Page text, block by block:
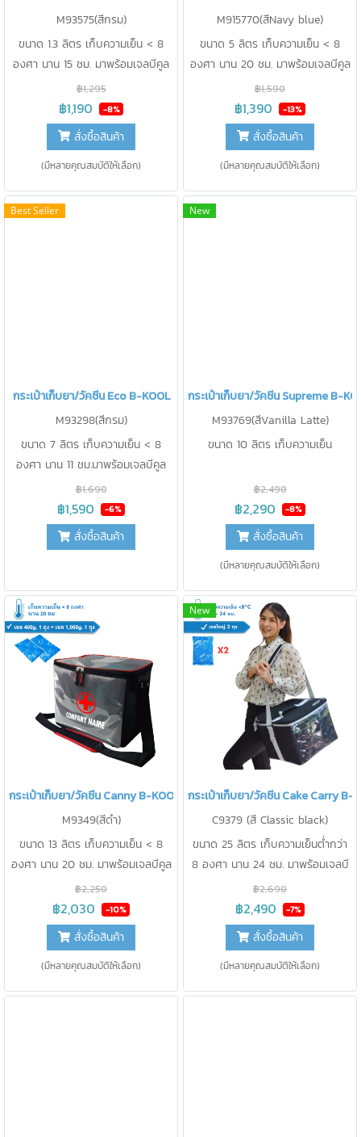
M93575(สีกรม)
ขนาด 1.3 ลิตร เก็บความเย็น < 8
องศา นาน 15 ชม. มาพร้อมเจลบีคูล
150 g. 2 ชิ้น และ แท่งวัดอุณหภูมิ 1
ชิ้น
฿1,295
฿1,190 -8%
สั่งซื้อสินค้า
(มีหลายคุณสมบัติให้เลือก)
M915770(สีNavy blue)
ขนาด 5 ลิตร เก็บความเย็น < 8
องศา นาน 20 ชม. มาพร้อมเจลบีคูล
400g. 2 ชิ้น และ แท่งวัดอุณหภูมิ 1
ชิ้น
฿1,590
฿1,390 -13%
สั่งซื้อสินค้า
(มีหลายคุณสมบัติให้เลือก)
Best Seller
กระเป๋าเก็บยา/วัคซีน Eco B-KOOL
M93298(สีกรม)
ขนาด 7 ลิตร เก็บความเย็น < 8
องศา นาน 11 ชม.มาพร้อมเจลบีคูล
400g. 2 ชิ้น และ แท่งวัดอุณหภูมิ 1
ชิ้น
฿1,690
฿1,590 -6%
สั่งซื้อสินค้า
New
กระเป๋าเก็บยา/วัคซีน Supreme B-
M93769(สีVanilla Latte)
ขนาด 10 ลิตร เก็บความเย็น
฿2,490
฿2,290 -8%
สั่งซื้อสินค้า
(มีหลายคุณสมบัติให้เลือก)
กระเป๋าเก็บยา/วัคซีน Canny B-KOOL
M9349(สีดำ)
ขนาด 13 ลิตร เก็บความเย็น < 8
องศา นาน 20 ชม. มาพร้อมเจลบีคูล
400g. 1 ชิ้น +1,000g. 1 ชิ้น และ
แท่งวัดอุณหภูมิ 1 ชิ้น
฿2,250
฿2,030 -10%
สั่งซื้อสินค้า
(มีหลายคุณสมบัติให้เลือก)
New
กระเป๋าเก็บยา/วัคซีน Cake Carry B-
C9379 (สี Classic black)
ขนาด 25 ลิตร เก็บความเย็นต่ำกว่า
8 องศา นาน 24 ชม. มาพร้อมเจลบี
คูล 1,000g. 2 ชิ้น และ แท่งวัด
อุณหภูมิ 1 ชิ้น
฿2,690
฿2,490 -7%
สั่งซื้อสินค้า
(มีหลายคุณสมบัติให้เลือก)